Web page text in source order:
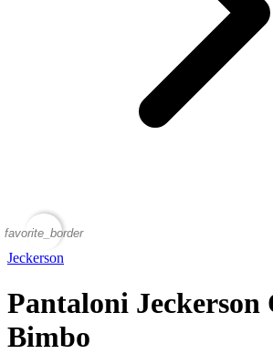
favorite_border
Jeckerson
Pantaloni Jeckerson
Bimbo